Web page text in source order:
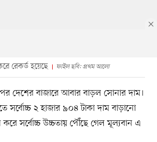
রেকর্ড হয়েছে ফাইল ছবি: প্রথম আলো
দেশের বাজারে আবার বাড়ল সোনার দাম।
সর্বোচ্চ ২ হাজার ৯০৪ টাকা দাম বাড়ানো
সর্বোচ্চ উচ্চতায় পৌঁছে গেল মূল্যবান এ